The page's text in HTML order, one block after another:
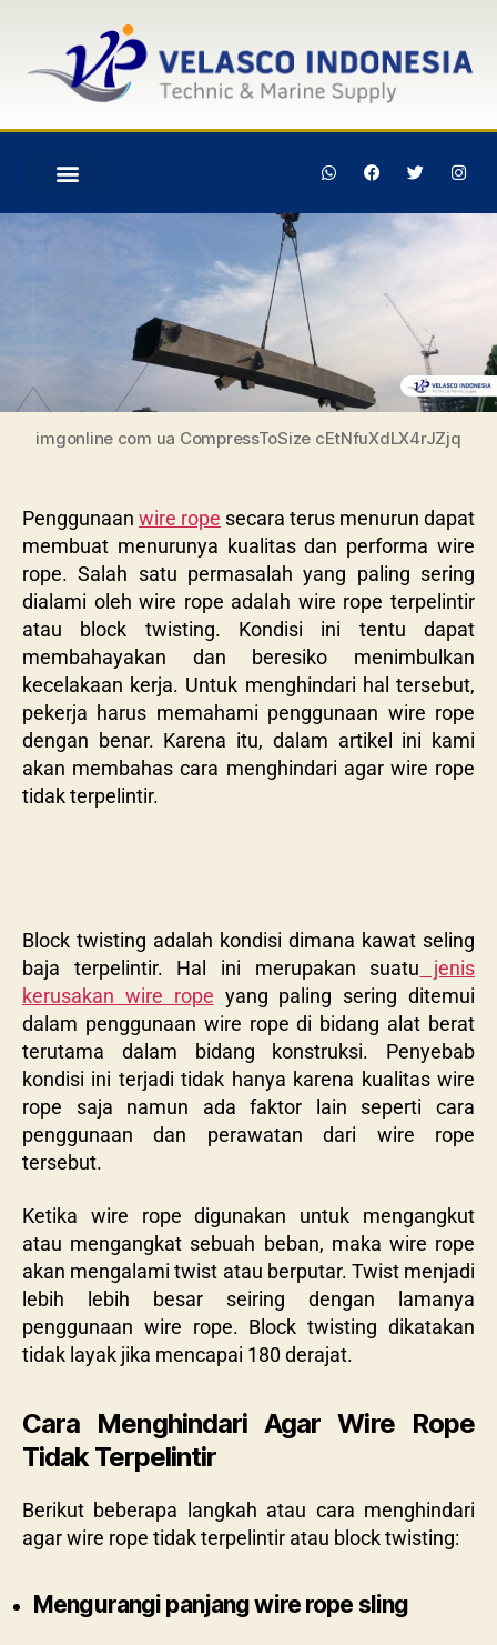
imgonline com ua CompressToSize cEtNfuXdLX4rJZjq
Penggunaan wire rope secara terus menurun dapat
membuat menurunya kualitas dan performa wire
rope. Salah satu permasalah yang paling sering
dialami oleh wire rope adalah wire rope terpelintir
atau block twisting. Kondisi ini tentu dapat
membahayakan dan beresiko menimbulkan
kecelakaan kerja. Untuk menghindari hal tersebut,
pekerja harus memahami penggunaan wire rope
dengan benar. Karena itu, dalam artikel ini kami
akan membahas cara menghindari agar wire rope
tidak terpelintir.
Block twisting adalah kondisi dimana kawat seling
baja terpelintir. Hal ini merupakan suatu jenis
kerusakan wire rope yang paling sering ditemui
dalam penggunaan wire rope di bidang alat berat
terutama dalam bidang konstruksi. Penyebab
kondisi ini terjadi tidak hanya karena kualitas wire
rope saja namun ada faktor lain seperti cara
penggunaan dan perawatan dari wire rope
tersebut.
Ketika wire rope digunakan untuk mengangkut
atau mengangkat sebuah beban, maka wire rope
akan mengalami twist atau berputar. Twist menjadi
lebih lebih besar seiring dengan lamanya
penggunaan wire rope. Block twisting dikatakan
tidak layak jika mencapai 180 derajat.
Cara Menghindari Agar Wire Rope
Tidak Terpelintir
Berikut beberapa langkah atau cara menghindari
agar wire rope tidak terpelintir atau block twisting:
Mengurangi panjang wire rope sling